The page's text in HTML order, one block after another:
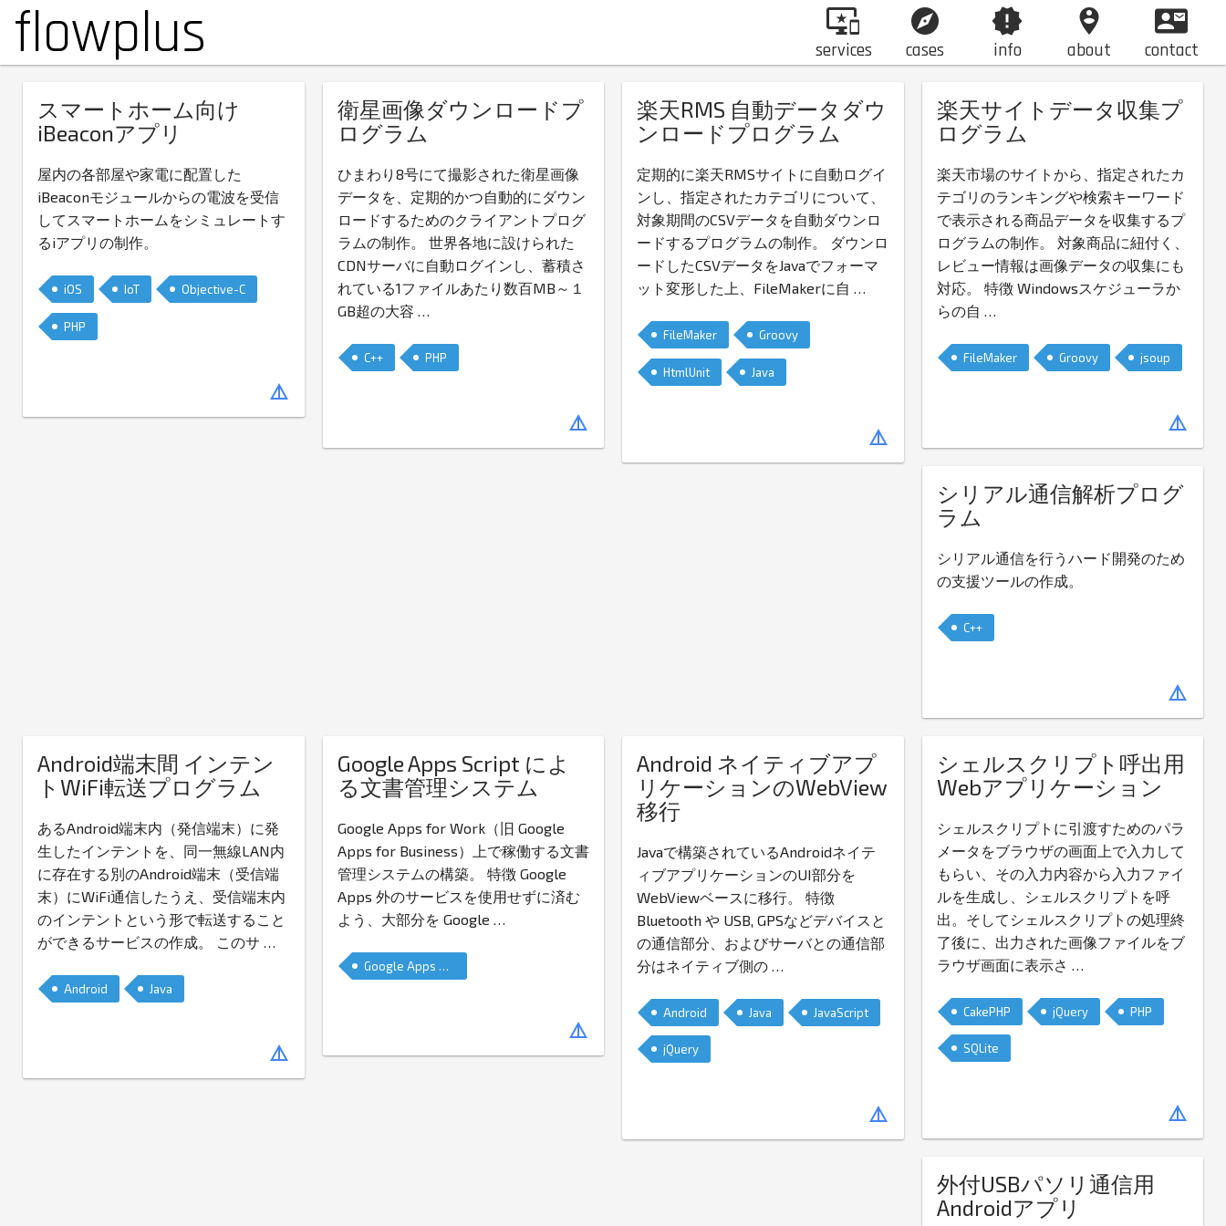
flowplus important_devices
services
explore
cases
new_releases
info
person_pin_circle
about
contact_mail
contact
スマートホーム向け
iBeaconアプリ
屋内の各部屋や家電に配置した
iBeaconモジュールからの電波を受信
してスマートホームをシミュレートす
るiアプリの制作。
iOS IoT Objective-C
PHP
details
衛星画像ダウンロードプ
ログラム
ひまわり8号にて撮影された衛星画像
データを、定期的かつ自動的にダウン
ロードするためのクライアントプログ
ラムの制作。 世界各地に設けられた
CDNサーバに自動ログインし、蓄積さ
れている1ファイルあたり数百MB～１
GB超の大容 …
C++ PHP
details
楽天RMS 自動データダウ
ンロードプログラム
定期的に楽天RMSサイトに自動ログイ
ンし、指定されたカテゴリについて、
対象期間のCSVデータを自動ダウンロ
ードするプログラムの制作。 ダウンロ
ードしたCSVデータをJavaでフォーマ
ット変形した上、FileMakerに自 …
FileMaker Groovy
HtmlUnit Java
details
楽天サイトデータ収集プ
ログラム
楽天市場のサイトから、指定されたカ
テゴリのランキングや検索キーワード
で表示される商品データを収集するプ
ログラムの制作。 対象商品に紐付く、
レビュー情報は画像データの収集にも
対応。 特徴 Windowsスケジューラか
らの自 …
FileMaker Groovy jsoup
details
シリアル通信解析プログ
ラム
シリアル通信を行うハード開発のため
の支援ツールの作成。
C++
details
Android端末間 インテン
トWiFi転送プログラム
あるAndroid端末内（発信端末）に発
生したインテントを、同一無線LAN内
に存在する別のAndroid端末（受信端
末）にWiFi通信したうえ、受信端末内
のインテントという形で転送すること
ができるサービスの作成。 このサ
Android Java
details
Google Apps Script によ
る文書管理システム
Google Apps for Work（旧 Google
Apps for Business）上で稼働する文書
管理システムの構築。 特徴 Google
Apps 外のサービスを使用せずに済む
よう、大部分を Google
Google Apps Script
details
Android ネイティブアプ
リケーションのWebView
移行
Javaで構築されているAndroidネイテ
ィブアプリケーションのUI部分を
WebViewベースに移行。 特徴
Bluetooth や USB, GPSなどデバイスと
の通信部分、およびサーバとの通信部
分はネイティブ側の
Android Java JavaScript
jQuery
details
シェルスクリプト呼出用
Webアプリケーション
シェルスクリプトに引渡すためのパラ
メータをブラウザの画面上で入力して
もらい、その入力内容から入力ファイ
ルを生成し、シェルスクリプトを呼
出。そしてシェルスクリプトの処理終
了後に、出力された画像ファイルをブ
ラウザ画面に表示さ
CakePHP jQuery PHP
SQLite
details
外付USBパソリ通信用
Androidアプリ